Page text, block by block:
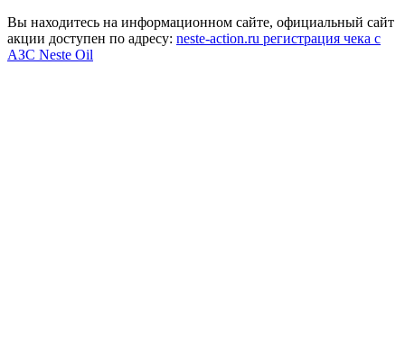
Вы находитесь на информационном сайте, официальный сайт
акции доступен по адресу: neste-action.ru регистрация чека с
АЗС Neste Oil